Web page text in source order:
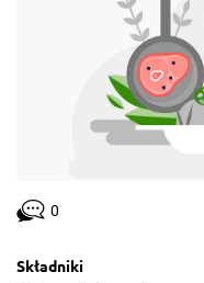
0
Składniki